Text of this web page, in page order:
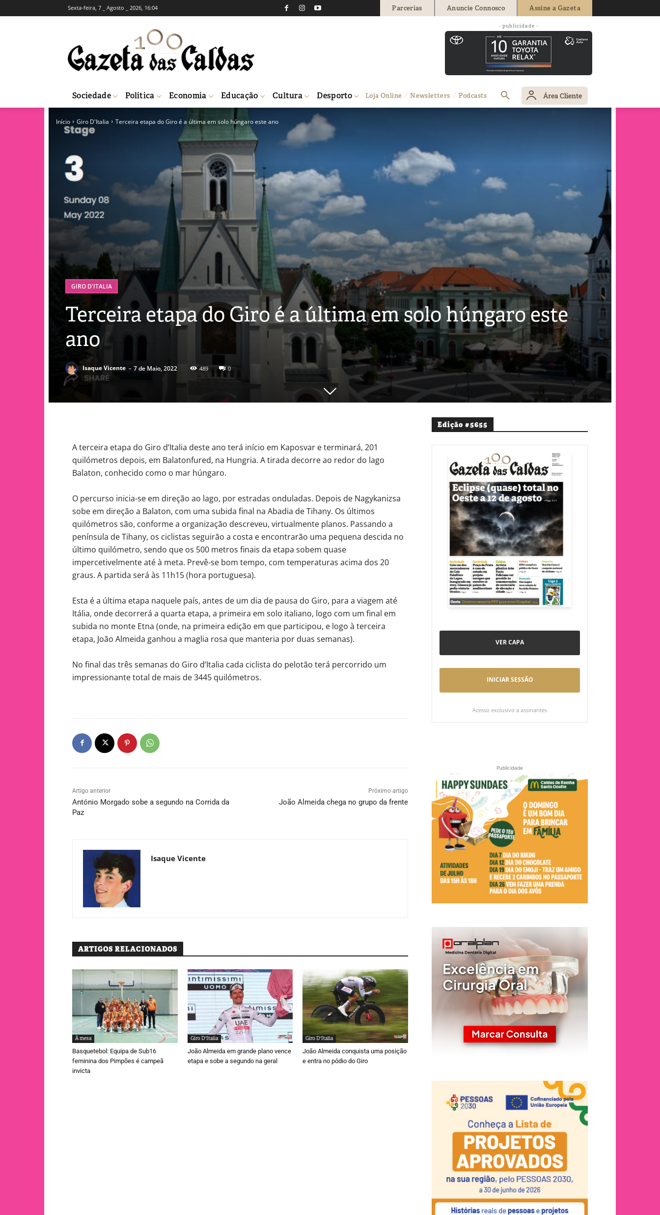
Sexta-feira, 7 _ Agosto _ 2026, 16:04 Parcerias Anuncie Connosco Assine a Gazeta
- publicidade -
Sociedade Política Economia Educação Cultura Desporto Loja Online Newsletters Podcasts Área Cliente
Início Giro D'Italia Terceira etapa do Giro é a última em solo húngaro este ano
GIRO D'ITALIA
Terceira etapa do Giro é a última em solo húngaro este
ano
Isaque Vicente - 7 de Maio, 2022 489 0
A terceira etapa do Giro d’Italia deste ano terá início em Kaposvar e terminará, 201
quilómetros depois, em Balatonfured, na Hungria. A tirada decorre ao redor do lago
Balaton, conhecido como o mar húngaro.
O percurso inicia-se em direção ao lago, por estradas onduladas. Depois de Nagykanizsa
sobe em direção a Balaton, com uma subida final na Abadia de Tihany. Os últimos
quilómetros são, conforme a organização descreveu, virtualmente planos. Passando a
península de Tihany, os ciclistas seguirão a costa e encontrarão uma pequena descida no
último quilómetro, sendo que os 500 metros finais da etapa sobem quase
impercetivelmente até à meta. Prevê-se bom tempo, com temperaturas acima dos 20
graus. A partida será às 11h15 (hora portuguesa).
Esta é a última etapa naquele país, antes de um dia de pausa do Giro, para a viagem até
Itália, onde decorrerá a quarta etapa, a primeira em solo italiano, logo com um final em
subida no monte Etna (onde, na primeira edição em que participou, e logo à terceira
etapa, João Almeida ganhou a maglia rosa que manteria por duas semanas).
No final das três semanas do Giro d’Italia cada ciclista do pelotão terá percorrido um
impressionante total de mais de 3445 quilómetros.
Artigo anterior
António Morgado sobe a segundo na Corrida da
Paz
Próximo artigo
João Almeida chega no grupo da frente
Isaque Vicente
ARTIGOS RELACIONADOS
À mesa
Basquetebol: Equipa de Sub16
feminina dos Pimpões é campeã
invicta
Giro D'Italia
João Almeida em grande plano vence
etapa e sobe a segundo na geral
Giro D'Italia
João Almeida conquista uma posição
e entra no pódio do Giro
Edição #5655
VER CAPA
INICIAR SESSÃO
Acesso exclusivo a assinantes
Publicidade